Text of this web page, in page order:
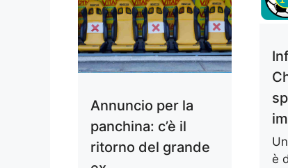
Annuncio per la
panchina: c’è il
ritorno del grande
è